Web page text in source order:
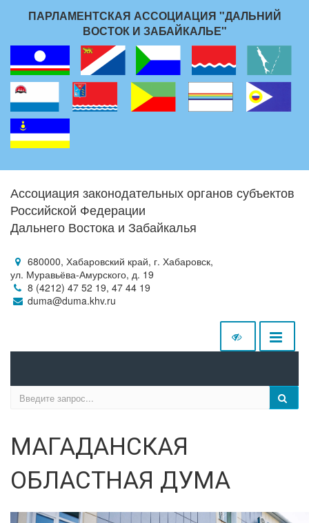
ПАРЛАМЕНТСКАЯ АССОЦИАЦИЯ "ДАЛЬНИЙ
ВОСТОК И ЗАБАЙКАЛЬЕ"
Ассоциация законодательных органов субъектов
Российской Федерации
Дальнего Востока и Забайкалья
680000, Хабаровский край, г. Хабаровск,
ул. Муравьёва-Амурского, д. 19
8 (4212) 47 52 19, 47 44 19
duma@duma.khv.ru
МАГАДАНСКАЯ
ОБЛАСТНАЯ ДУМА